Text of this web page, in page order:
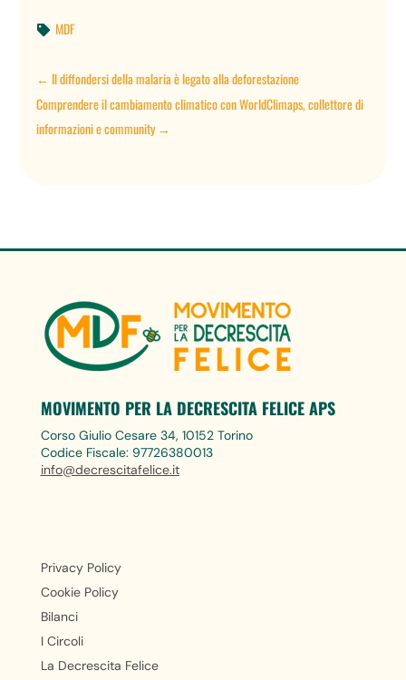
 MDF
← Il diffondersi della malaria è legato alla deforestazione
Comprendere il cambiamento climatico con WorldClimaps, collettore di
informazioni e community→
MOVIMENTO PER LA DECRESCITA FELICE APS
Corso Giulio Cesare 34, 10152 Torino
Codice Fiscale: 97726380013
info@decrescitafelice.it
Privacy Policy
Cookie Policy
Bilanci
I Circoli
La Decrescita Felice